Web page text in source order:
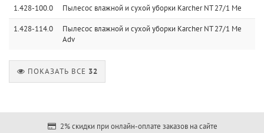
1.428-100.0 Пылесос влажной и сухой уборки Karcher NT 27/1 Me
1.428-114.0
Пылесос влажной и сухой уборки Karcher NT 27/1 Me
Adv
ПОКАЗАТЬ ВСЕ 32
2% скидки при онлайн-оплате заказов на сайте